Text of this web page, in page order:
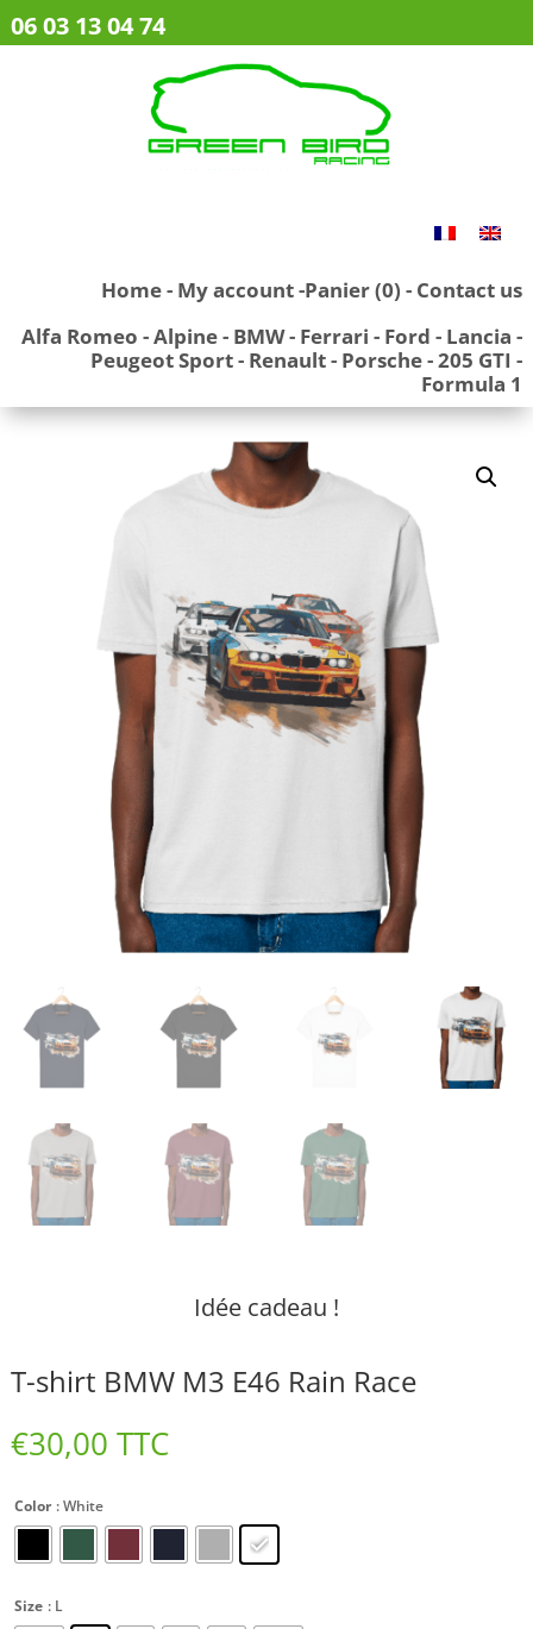
06 03 13 04 74
Home- My account-Panier (0) - Contact us
Alfa Romeo -Alpine- BMW- Ferrari - Ford - Lancia -
Peugeot Sport- Renault- Porsche-205 GTI -
Formula 1
Idée cadeau !
T-shirt BMW M3 E46 Rain Race
€30,00 TTC
Color : White
Size : L